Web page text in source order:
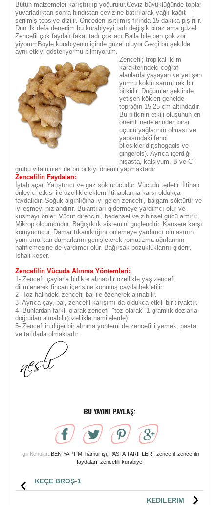
Bütün malzemeler karıştırılıp yoğurulur.Ceviz büyüklüğünde toplar
yuvarladıktan sonra hindistan cevizine batırılarak yağlı kağıt
serilmiş tepsiye dizilir. Önceden ısıtılmış fırında 15 dakika pişirilir.
Dün ilk defa denedim bu kurabiyeyi,tadı değişik biraz ama güzel.
Zencefil çok faydalı,fakat tadı çok acı.Balla bile ben çok zor
yiyorumBöyle kurabiyenin içinde güzel oluyor.Gerçi bu şekilde
aynı etkiyi gösteriyormu bilmiyorum.
Zencefil; tropikal iklim
karakterindeki coğrafi
alanlarda yaşayan ve yetişen
yumru köklü sarımtırak bir
bitkidir. Düğümler şeklinde
yetişen kökleri genelde
toprağın 15-25 cm altındadır.
Bu bitkinin etkili oluşunun en
önemli nedelerinden birsi
uçucu yağlarının olması ve
yapısındaki fenol
bileşikleridir(shogaols ve
gingerols). Ayrıca içerdiği
nişasta, kalsiyum, B ve C
grubu vitaminleri de bu bitkiyi önemli yapmaktadır.
Zencefilin Faydaları:
İştah açar. Yatıştırıcı ve gaz söktürücüdür. Vücudu terletir. İltihap
önleyici etkisi ile özellikle eklem iltihaplarına karşı oldukça
faydalıdır. Soğuk algınlığına iyi gelen zencefil, balgam söktürür ve
iyileşmeyi hızlandırır. Bulantıları gidermeye yardımcı olur ve
kusmayı önler. Vücut direncini, bedensel ve zihinsel gücü arttırır.
Mikrop öldürücüdür. Bağışıklık sistemini güçlendirir. Kansere karşı
koruyucudur. Damar tıkanıklığını önlemeye yardımcı olmasının
yanı sıra kan damarlarını genişleterek romatizma ağrılarının
hafiflemesine de yardımcı olur. Bağırsak bozukluklarını giderir.
İshali keser.
Zencefilin Vücuda Alınma Yöntemleri:
1- Zencefil çaylarla birlikte alınabilir özellikle yaş zencefil
dilimlenerek fincan içerisine konmuş çayda bekletilir.
2- Toz halindeki zencefil bal ile özenerek alınabilir.
3- Ayrıca çay, bal, zencefil karışımı da oldukca etkili bir tiryaktır.
4- Bunlardan farklı olarak zencefil "toz olarak" 1 gramlık dozlarla
doğrudan alınabilir(özellikle hamilelerde)
5- Zencefilin diğer bir alınma yöntemi de zencefilli yemek, pasta
ve tatlılarla olmaktadır.
BU YAYINI PAYLAŞ:
İlgili Konular: BEN YAPTIM, hamur işi, PASTA TARİFLERİ zencefil, zencefilin
faydaları zencefilli kurabiye
KEÇE BROŞ-1
KEDILERIM